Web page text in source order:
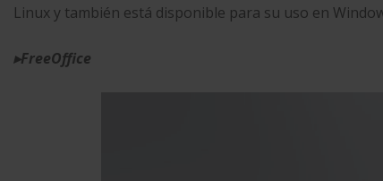
Linux y también está disponible para su uso en
▸FreeOffice